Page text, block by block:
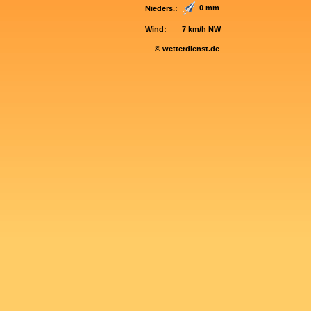
Nieders.: 0 mm
Wind: 7 km/h NW
© wetterdienst.de